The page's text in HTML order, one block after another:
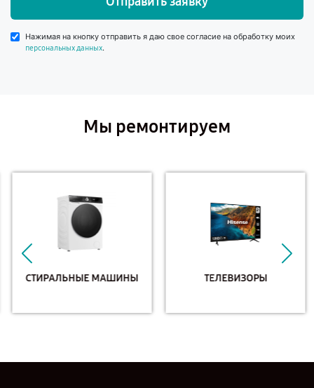
Нажимая на кнопку отправить я даю свое согласие на обработку моих
персональных данных.
Мы ремонтируем
СТИРАЛЬНЫЕ МАШИНЫ ТЕЛЕВИЗОРЫ